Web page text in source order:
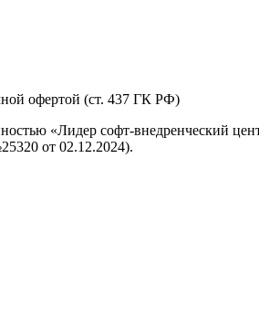
офертой (ст. 437 ГК РФ)
«Лидер софт-внедренческий
от 02.12.2024).